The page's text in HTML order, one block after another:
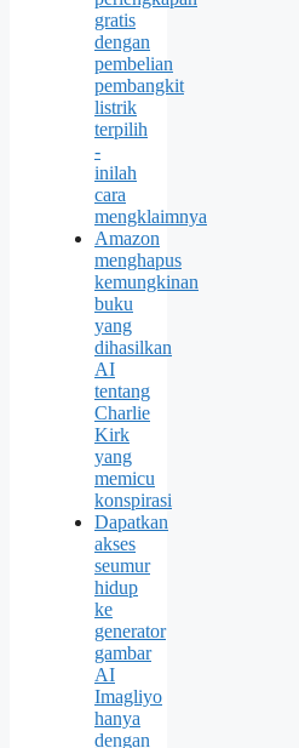
gratis
dengan
pembelian
pembangkit
listrik
terpilih
-
inilah
cara
mengklaimnya
Amazon
menghapus
kemungkinan
buku
yang
dihasilkan
AI
tentang
Charlie
Kirk
yang
memicu
konspirasi
Dapatkan
akses
seumur
hidup
ke
generator
gambar
AI
Imagliyo
hanya
dengan